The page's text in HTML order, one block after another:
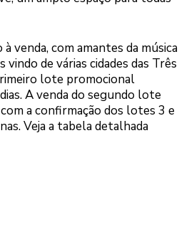
venda, com amantes da música
de várias cidades das Três
lote promocional
A venda do segundo lote
a confirmação dos lotes 3 e
Veja a tabela detalhada